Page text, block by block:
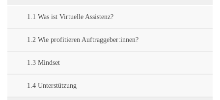
1.1 Was ist Virtuelle Assistenz?
1.2 Wie profitieren Auftraggeber:innen?
1.3 Mindset
1.4 Unterstützung